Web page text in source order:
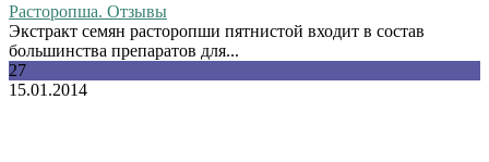
Расторопша. Отзывы
Экстракт семян расторопши пятнистой входит в состав
большинства препаратов для...
27
15.01.2014